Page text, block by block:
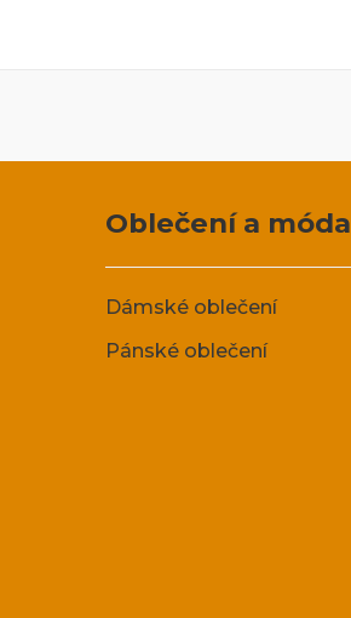
Oblečení a móda
Dámské oblečení
Pánské oblečení